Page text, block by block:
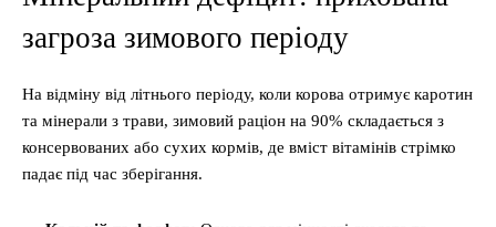
загроза зимового періоду
На відміну від літнього періоду, коли корова отримує каротин
та мінерали з трави, зимовий раціон на 90% складається з
консервованих або сухих кормів, де вміст вітамінів стрімко
падає під час зберігання.